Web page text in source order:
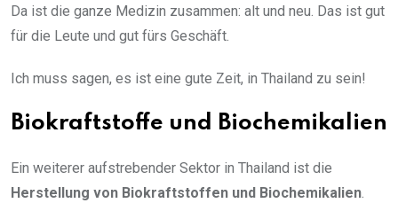
Da ist die ganze Medizin zusammen: alt und neu. Das ist gut
für die Leute und gut fürs Geschäft.
Ich muss sagen, es ist eine gute Zeit, in Thailand zu sein!
Biokraftstoffe und Biochemikalien
Ein weiterer aufstrebender Sektor in Thailand ist die
Herstellung von Biokraftstoffen und Biochemikalien.